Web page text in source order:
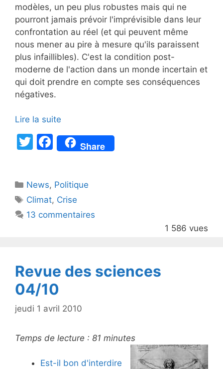
modèles, un peu plus robustes mais qui ne
pourront jamais prévoir l'imprévisible dans leur
confrontation au réel (et qui peuvent même
nous mener au pire à mesure qu'ils paraissent
plus infaillibles). C'est la condition post-
moderne de l'action dans un monde incertain et
qui doit prendre en compte ses conséquences
négatives.
Lire la suite
T
er
F
a
e
b
o
Share
Catégories
News, Politique
Étiquettes
Climat, Crise
13 commentaires
1 586 vues
Revue des sciences
04/10
jeudi 1 avril 2010
Temps de lecture : 81 minutes
Est-il bon d'interdire